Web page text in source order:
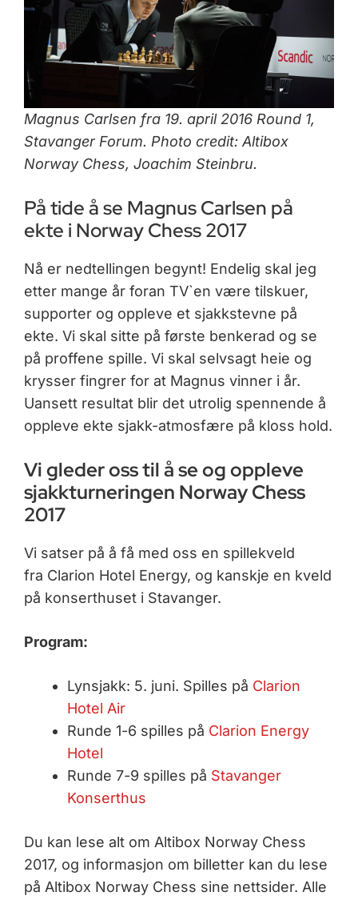
Magnus Carlsen fra 19. april 2016 Round 1,
Stavanger Forum. Photo credit: Altibox
Norway Chess, Joachim Steinbru.
På tide å se Magnus Carlsen på
ekte i Norway Chess 2017
Nå er nedtellingen begynt! Endelig skal jeg
etter mange år foran TV`en være tilskuer,
supporter og oppleve et sjakkstevne på
ekte. Vi skal sitte på første benkerad og se
på proffene spille. Vi skal selvsagt heie og
krysser fingrer for at Magnus vinner i år.
Uansett resultat blir det utrolig spennende å
oppleve ekte sjakk-atmosfære på kloss hold.
Vi gleder oss til å se og oppleve
sjakkturneringen Norway Chess
2017
Vi satser på å få med oss en spillekveld
fra Clarion Hotel Energy, og kanskje en kveld
på konserthuset i Stavanger.
Program:
Lynsjakk: 5. juni. Spilles på Clarion
Hotel Air
Runde 1-6 spilles på Clarion Energy
Hotel
Runde 7-9 spilles på Stavanger
Konserthus
Du kan lese alt om Altibox Norway Chess
2017, og informasjon om billetter kan du lese
på Altibox Norway Chess sine nettsider. Alle